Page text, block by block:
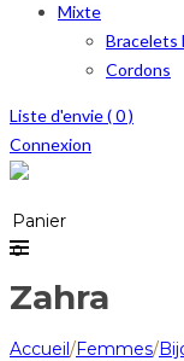
Mixte
Bracelets
Cordons
Liste d'envie (0)
Connexion
Panier
0
Zahra
Accueil/Femmes/